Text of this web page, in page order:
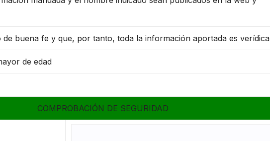
buena fe y que, por tanto, toda la información aportada es verídica
de edad
COMPROBACIÓN DE SEGURIDAD